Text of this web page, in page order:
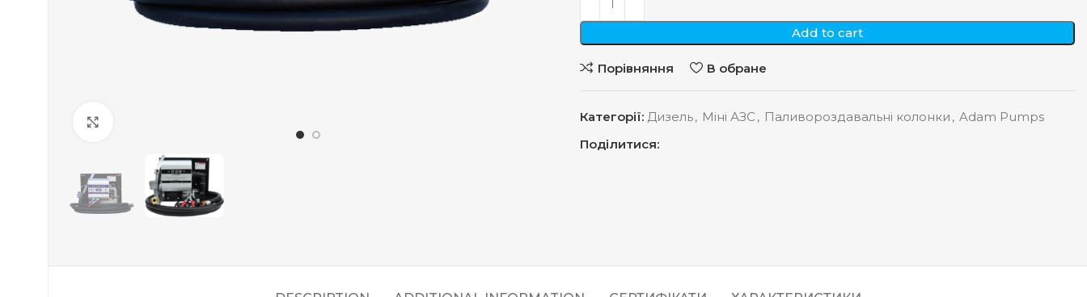
Add to cart
Порівняння В обране
Категорії: Дизель, Міні АЗС , Паливороздавальні колонки , Adam Pumps
Поділитися: